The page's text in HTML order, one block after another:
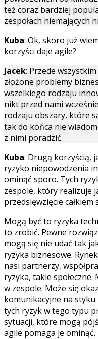
też coraz bardziej
zespołach niemających
Kuba: Ok, skoro już
korzyści daje agile?
Jacek: Przede
złożone problemy
wszelkiego rodzaju
nikt przed nami
rodzaju obszary, które
tak do końca nie
z nimi poradzić.
Kuba: Drugą korzyścią,
ryzyko niepowodzenia
ominąć sporo. Tych
zespole, który realizuje
przedsięwzięcie całkiem
Mogą być to ryzyka
to zrobić. Pewne
mogą się nie udać tak
ryzyka biznesowe.
nasi partnerzy,
ryzyka, takie
w zespole. Może się
komunikacyjne na styku
tych ryzyk w tego typu
sytuacji, które mogą
agile pomaga je ominąć.